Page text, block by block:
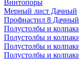
Винтопоры
Мерный лист Дачный
Профнастил 8 Дачный
Полустолбы и
Полустолбы и
Полустолбы и
Полустолбы и